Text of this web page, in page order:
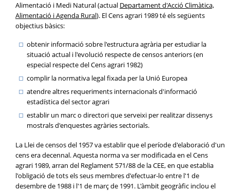
Alimentació i Medi Natural (actual Departament d'Acció Climàtica,
Alimentació i Agenda Rural). El Cens agrari 1989 té els següents
objectius bàsics:
obtenir informació sobre l'estructura agrària per estudiar la
situació actual i l'evolució respecte de censos anteriors (en
especial respecte del Cens agrari 1982)
complir la normativa legal fixada per la Unió Europea
atendre altres requeriments internacionals d'informació
estadística del sector agrari
establir un marc o directori que serveixi per realitzar dissenys
mostrals d'enquestes agràries sectorials.
La Llei de censos del 1957 va establir que el període d'elaboració d'un
cens era decennal. Aquesta norma va ser modificada en el Cens
agrari 1989, arran del Reglament 571/88 de la CEE, en que establia
l'obligació de tots els seus membres d'efectuar-lo entre l'1 de
desembre de 1988 i l'1 de març de 1991. L'àmbit geogràfic inclou el